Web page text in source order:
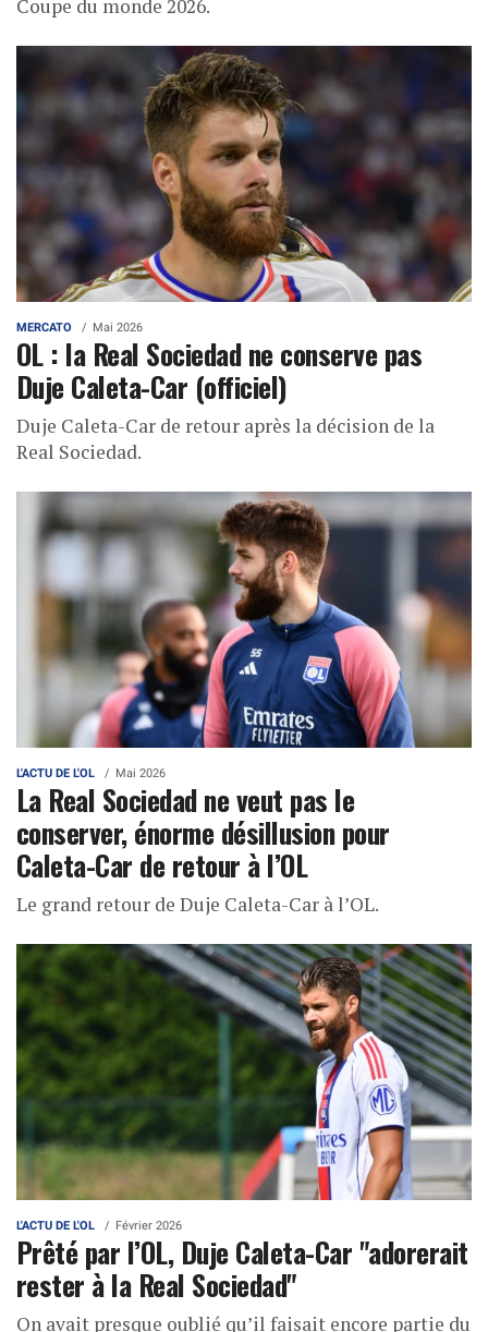
Coupe du monde 2026.
MERCATO Mai 2026
OL : la Real Sociedad ne conserve pas
Duje Caleta-Car (officiel)
Duje Caleta-Car de retour après la décision de la
Real Sociedad.
L'ACTU DE L'OL Mai 2026
La Real Sociedad ne veut pas le
conserver, énorme désillusion pour
Caleta-Car de retour à l’OL
Le grand retour de Duje Caleta-Car à l’OL.
L'ACTU DE L'OL Février 2026
Prêté par l’OL, Duje Caleta-Car "adorerait
rester à la Real Sociedad"
On avait presque oublié qu’il faisait encore partie du